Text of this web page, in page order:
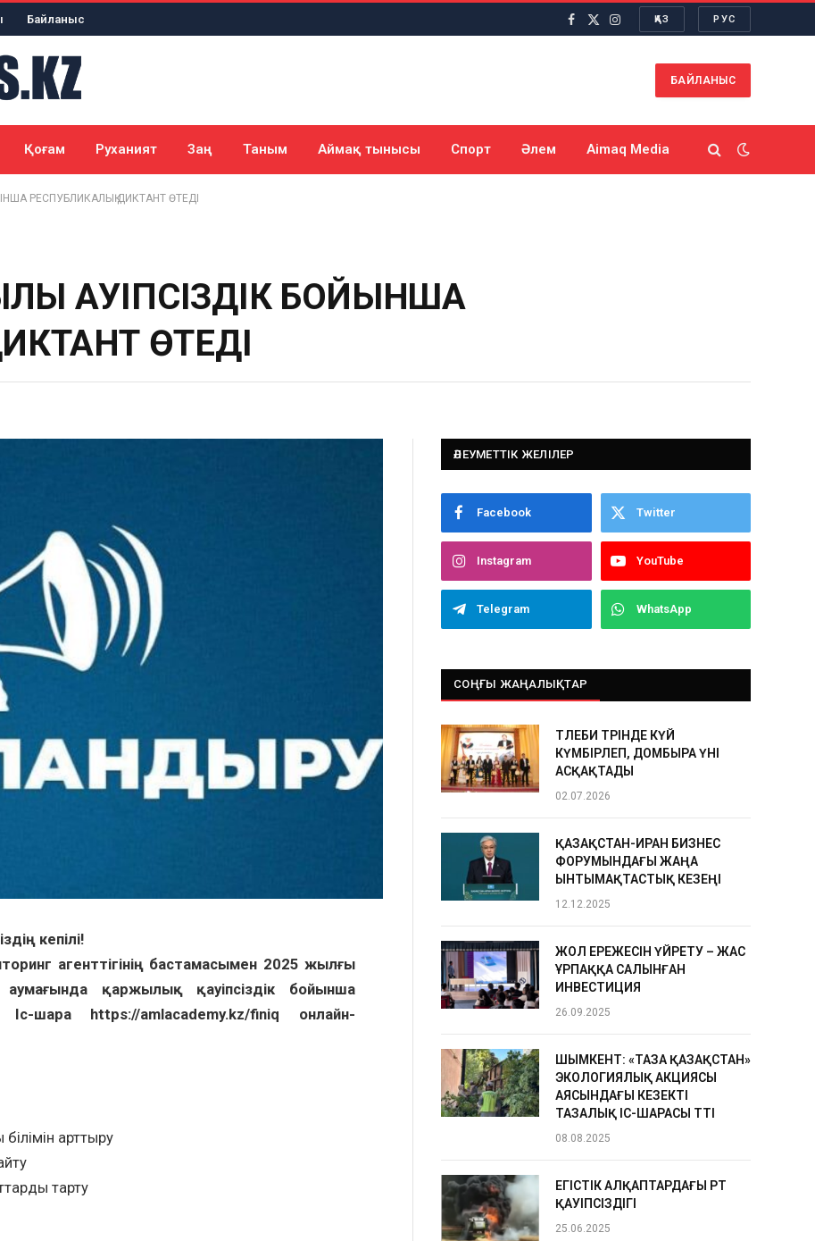
Байланыс
Facebook
X
Instagram
ҚАЗ РУС
БАЙЛАНЫС
Қоғам Руханият Заң Таным Аймақ тынысы Спорт Әлем Aimaq Media
РЕСПУБЛИКАЛЫҚ ДИКТАНТ ӨТЕДІ
ҚАУІПСІЗДІК БОЙЫНША
ӨТЕДІ
кепілі!
агенттігінің бастамасымен 2025 жылғы
қаржылық қауіпсіздік бойынша
Іс-шара https://amlacademy.kz/finiq онлайн-
білімін арттыру
тарту
ӘЛЕУМЕТТІК ЖЕЛІЛЕР
Facebook Twitter
Instagram YouTube
Telegram WhatsApp
СОҢҒЫ ЖАҢАЛЫҚТАР
ТӨЛЕБИ ТӨРІНДЕ КҮЙ
КҮМБІРЛЕП, ДОМБЫРА ҮНІ
АСҚАҚТАДЫ
02.07.2026
ҚАЗАҚСТАН-ИРАН БИЗНЕС
ФОРУМЫНДАҒЫ ЖАҢА
ЫНТЫМАҚТАСТЫҚ КЕЗЕҢІ
12.12.2025
ЖОЛ ЕРЕЖЕСІН ҮЙРЕТУ – ЖАС
ҰРПАҚҚА САЛЫНҒАН
ИНВЕСТИЦИЯ
26.09.2025
ШЫМКЕНТ: «ТАЗА ҚАЗАҚСТАН»
ЭКОЛОГИЯЛЫҚ АКЦИЯСЫ
АЯСЫНДАҒЫ КЕЗЕКТІ
ТАЗАЛЫҚ ІС-ШАРАСЫ ӨТТІ
08.08.2025
ЕГІСТІК АЛҚАПТАРДАҒЫ ӨРТ
ҚАУІПСІЗДІГІ
25.06.2025